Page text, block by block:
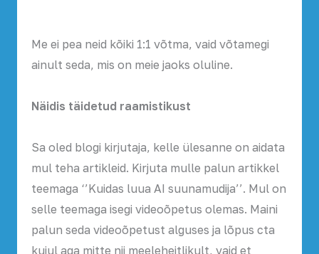
Me ei pea neid kõiki 1:1 võtma, vaid võtamegi
ainult seda, mis on meie jaoks oluline.
Näidis täidetud raamistikust
Sa oled blogi kirjutaja, kelle ülesanne on aidata
mul teha artikleid. Kirjuta mulle palun artikkel
teemaga ‘’Kuidas luua AI suunamudija’’. Mul on
selle teemaga isegi videoõpetus olemas. Maini
palun seda videoõpetust alguses ja lõpus cta
kujul aga mitte nii meeleheitlikult, vaid et